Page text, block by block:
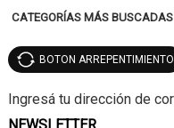
CATEGORÍAS MÁS BUSCADAS
BOTON ARREPENTIMIENTO